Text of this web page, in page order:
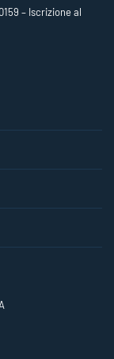
– Iscrizione al